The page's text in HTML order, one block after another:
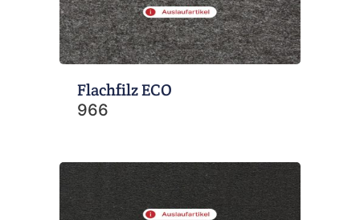
Flachfilz ECO
966